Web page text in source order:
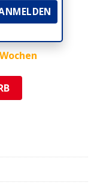
190mm Carbon